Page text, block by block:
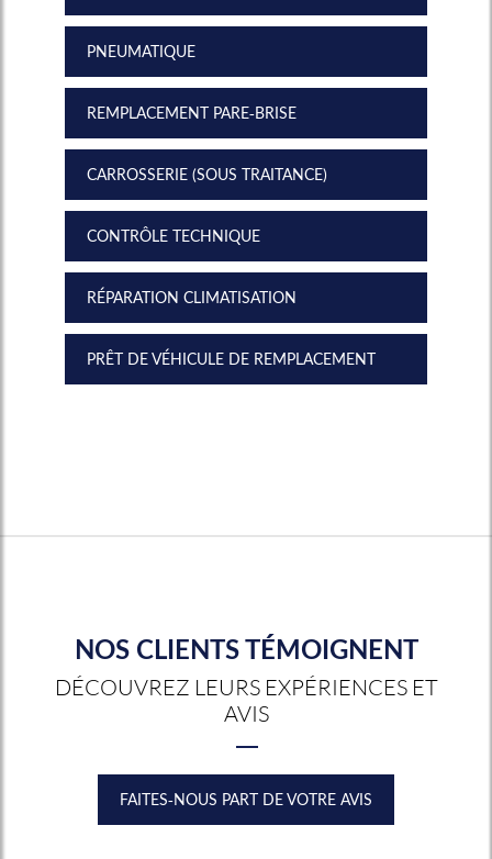
PNEUMATIQUE
REMPLACEMENT PARE-BRISE
CARROSSERIE (SOUS TRAITANCE)
CONTRÔLE TECHNIQUE
RÉPARATION CLIMATISATION
PRÊT DE VÉHICULE DE REMPLACEMENT
NOS CLIENTS TÉMOIGNENT
DÉCOUVREZ LEURS EXPÉRIENCES ET
AVIS
FAITES-NOUS PART DE VOTRE AVIS